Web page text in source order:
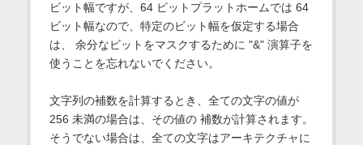
ビット幅ですが、64 ビットプラットホームでは 64
ビット幅なので、特定のビット幅を仮定する場合
は、 余分なビットをマスクするために "&" 演算子を
使うことを忘れないでください。
文字列の補数を計算するとき、全ての文字の値が
256 未満の場合は、その値の 補数が計算されます。
そうでない場合は、全ての文字はアーキテクチャに